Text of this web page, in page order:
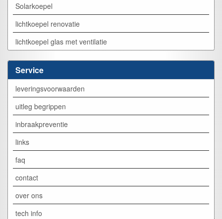
Solarkoepel
lichtkoepel renovatie
lichtkoepel glas met ventilatie
Service
leveringsvoorwaarden
uitleg begrippen
inbraakpreventie
links
faq
contact
over ons
tech info